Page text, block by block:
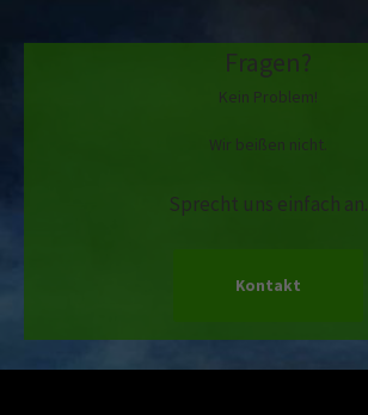
Fragen?
Kein Problem!
Wir beißen nicht.
Sprecht uns einfach an.
Kontakt